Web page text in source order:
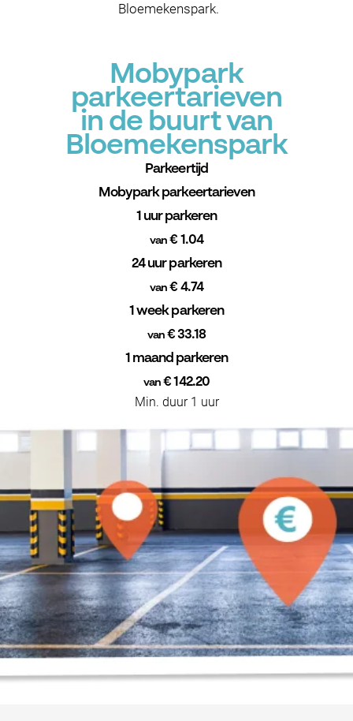
Bloemekenspark.
Mobypark
parkeertarieven
in de buurt van
Bloemekenspark
Parkeertijd
Mobypark parkeertarieven
1 uur parkeren
van € 1.04
24 uur parkeren
van € 4.74
1 week parkeren
van€ 33.18
1 maand parkeren
van € 142.20
Min. duur 1 uur